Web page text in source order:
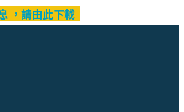
，請由此下載